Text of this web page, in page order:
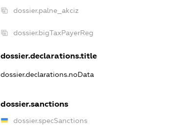
dossier.palne_akciz
dossier.bigTaxPayerReg
dossier.declarations.title
dossier.declarations.noData
dossier.sanctions
dossier.specSanctions